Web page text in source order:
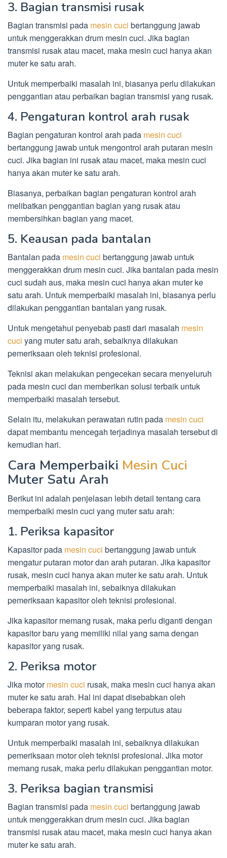
3. Bagian transmisi rusak
Bagian transmisi pada mesin cuci bertanggung jawab
untuk menggerakkan drum mesin cuci. Jika bagian
transmisi rusak atau macet, maka mesin cuci hanya akan
muter ke satu arah.
Untuk memperbaiki masalah ini, biasanya perlu dilakukan
penggantian atau perbaikan bagian transmisi yang rusak.
4. Pengaturan kontrol arah rusak
Bagian pengaturan kontrol arah pada mesin cuci
bertanggung jawab untuk mengontrol arah putaran mesin
cuci. Jika bagian ini rusak atau macet, maka mesin cuci
hanya akan muter ke satu arah.
Biasanya, perbaikan bagian pengaturan kontrol arah
melibatkan penggantian bagian yang rusak atau
membersihkan bagian yang macet.
5. Keausan pada bantalan
Bantalan pada mesin cuci bertanggung jawab untuk
menggerakkan drum mesin cuci. Jika bantalan pada mesin
cuci sudah aus, maka mesin cuci hanya akan muter ke
satu arah. Untuk memperbaiki masalah ini, biasanya perlu
dilakukan penggantian bantalan yang rusak.
Untuk mengetahui penyebab pasti dari masalah mesin
cuci yang muter satu arah, sebaiknya dilakukan
pemeriksaan oleh teknisi profesional.
Teknisi akan melakukan pengecekan secara menyeluruh
pada mesin cuci dan memberikan solusi terbaik untuk
memperbaiki masalah tersebut.
Selain itu, melakukan perawatan rutin pada mesin cuci
dapat membantu mencegah terjadinya masalah tersebut di
kemudian hari.
Cara Memperbaiki Mesin Cuci
Muter Satu Arah
Berikut ini adalah penjelasan lebih detail tentang cara
memperbaiki mesin cuci yang muter satu arah:
1. Periksa kapasitor
Kapasitor pada mesin cuci bertanggung jawab untuk
mengatur putaran motor dan arah putaran. Jika kapasitor
rusak, mesin cuci hanya akan muter ke satu arah. Untuk
memperbaiki masalah ini, sebaiknya dilakukan
pemeriksaan kapasitor oleh teknisi profesional.
Jika kapasitor memang rusak, maka perlu diganti dengan
kapasitor baru yang memiliki nilai yang sama dengan
kapasitor yang rusak.
2. Periksa motor
Jika motormesin cuci rusak, maka mesin cuci hanya akan
muter ke satu arah. Hal ini dapat disebabkan oleh
beberapa faktor, seperti kabel yang terputus atau
kumparan motor yang rusak.
Untuk memperbaiki masalah ini, sebaiknya dilakukan
pemeriksaan motor oleh teknisi profesional. Jika motor
memang rusak, maka perlu dilakukan penggantian motor.
3. Periksa bagian transmisi
Bagian transmisi pada mesin cuci bertanggung jawab
untuk menggerakkan drum mesin cuci. Jika bagian
transmisi rusak atau macet, maka mesin cuci hanya akan
muter ke satu arah.